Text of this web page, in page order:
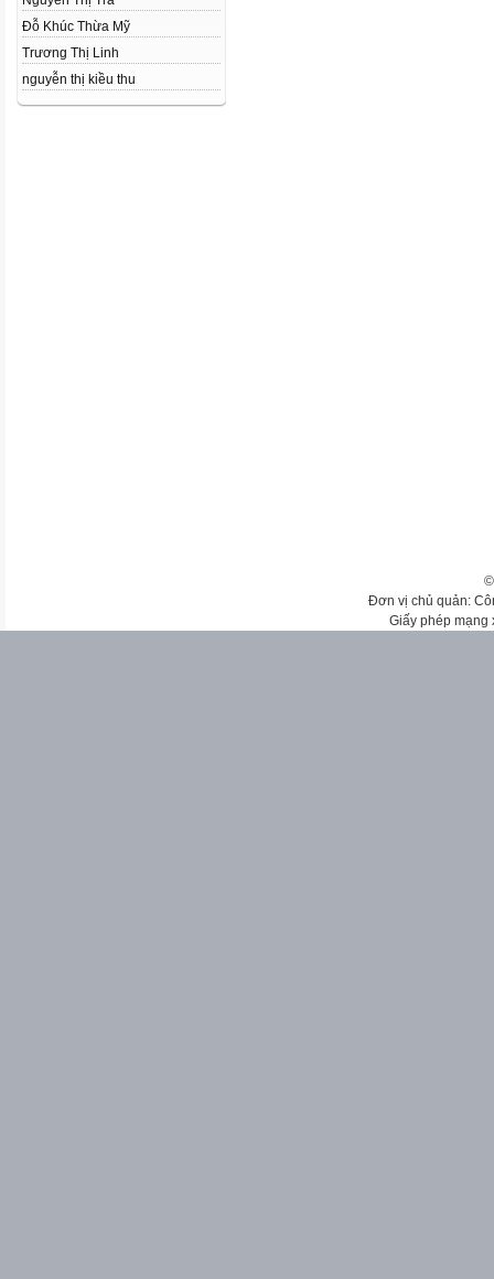
Đỗ Khúc Thừa Mỹ
Trương Thị Linh
nguyễn thị kiều thu
Đơn vị chủ quản:
Giấy phép mạng